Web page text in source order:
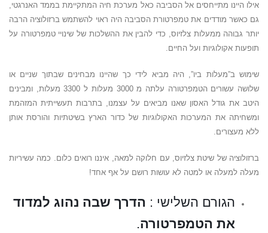
אילו היינו מתייחסים אל הסביבה כאל מערכת חיה המתקיימת בממד האנרגטי,
גם כאשר מודדים את טמפרטורת הסביבה היה ראוי להשתמש ברזולוציה הרבה
יותר גבוהה ממעלות צלזיוס, כדי להבין את ההשלכות של שינויי טמפרטורה על
תופעות אקולוגיות ועל החיים.
שימוש ב”מעלות ביו”, היה מביא לידי כך שהיינו מבחינים שבתוך שניים או
שלושה עשורים הטמפרטורה עלתה מ 3000 מעלות ל 3300 מעלות, ומבינים
היטב את גודל האסון שאנו מביאים על עצמנו, בתרבות תעשייתית המזהמת
ומשחיתה את המערכות האקולוגיות של כדור הארץ בשיטתיות והורסת אותן
ללא מעצורים.
ברזולוציה של שיטת צלזיוס, עם חלוקה למאה, איננו רואים כלום. כמה עשיריות
מעלה למעלה או למטה לא עושות רושם על אף אחד!
הגורם השלישי : הדרך שבה נהוג למדוד
את הטמפרטורה.